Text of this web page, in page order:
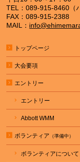
TEL：089-915-8460（
FAX：089-915-2388
MAIL：
トップページ
大会要項
エントリー
エントリー
Abbott WMM
ボランティア
ボランティアについて